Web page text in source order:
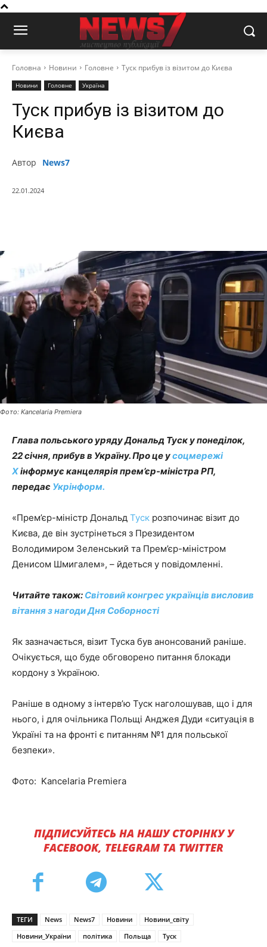
Головна Новини Головне Туск прибув із візитом до Києва
Новини Головне Україна
Туск прибув із візитом до
Києва
Автор News7
22.01.2024
Фото: Kancelaria Premiera
Глава польського уряду Дональд Туск у понеділок,
22 січня, прибув в Україну. Про це усоцмережі
Xінформує канцелярія прем’єр-міністра РП,
передає Укрінформ.
«Прем’єр-міністр Дональд Туск розпочинає візит до
Києва, де він зустрінеться з Президентом
Володимиром Зеленський та Прем’єр-міністром
Денисом Шмигалем», – йдеться у повідомленні.
Читайте також: Світовий конгрес українців висловив
вітання з нагоди Дня Соборності
Як зазначається, візит Туска був анонсований раніше.
Очікується, що буде обговорено питання блокади
кордону з Україною.
Раніше в одному з інтерв’ю Туск наголошував, що і для
нього, і для очільника Польщі Анджея Дуди «ситуація в
Україні та на фронті є питанням №1 для польської
безпеки».
Фото: Kancelaria Premiera
ПІДПИСУЙТЕСЬ НА НАШУ СТОРІНКУ У
FACEBOOK, TELEGRAM ТА TWITTER
ТЕГИ News News7 Новини
Новини_світу
Новини_України
політика Польща Туск